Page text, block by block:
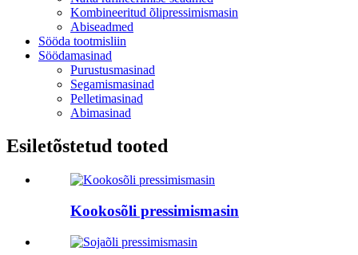
Kombineeritud õlipressimismasin
Abiseadmed
Sööda tootmisliin
Söödamasinad
Purustusmasinad
Segamismasinad
Pelletimasinad
Abimasinad
Esiletõstetud tooted
Kookosõli pressimismasin